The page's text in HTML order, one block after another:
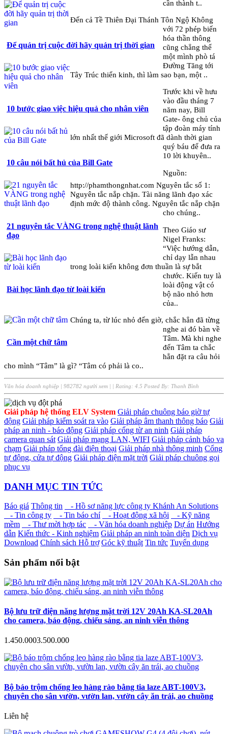
Để quản trị cuộc đời hãy quản trị thời gian
cần thành t..
10 bước giao việc hiệu quả cho nhân viên
Đến cả Tề Thiên Đại Thánh Tôn Ngộ Không
với 72 phép biến
hóa thần thông
cũng chẳng thể
một mình phò tá
Đường Tăng tới
Tây Trúc thiển kinh, thì làm sao bạn, một ..
10 câu nói bất hủ của Bill Gate
Trước khi về hưu
vào đầu tháng 7
năm nay, Bill
Gate- ông chủ của
tập đoàn máy tính
lớn nhất thế giới Microsoft đã dành thời gian
quý báu để đưa ra
10 lời khuyên..
21 nguyên tắc VÀNG trong nghệ thuật lãnh
đạo
Nguồn:
http://phamthongnhat.com Nguyên tắc số 1:
Nguyên tắc nắp chặn. Tài năng lãnh đạo xác
định mức độ thành công. Nguyên tắc nắp chặn
cho chúng..
Bài học lãnh đạo từ loài kiến
Theo Giáo sư
Nigel Franks:
“Việc hướng dẫn,
chỉ dạy lẫn nhau
trong loài kiến không đơn thuần là sự bắt
chước. Kiến tuy là
loài động vật có
bộ não nhỏ hơn
của..
Cần một chữ tâm
Chúng ta, từ lúc nhỏ đến giờ, chắc hẳn đã từng
nghe ai đó bàn về
Tâm. Mà khi nghe
đến Tâm ta chắc
hẳn đặt ra câu hỏi
cho mình “Tâm” là gì? “Tâm có phải là co..
Văn hóa doanh nghiệp | 982782 người xem | | Rating: 4.5 Posted By: Thanh Bình
Giải pháp hệ thống ELV System Giải pháp chuông báo giờ tự
động Giải pháp kiểm soát ra vào Giải pháp âm thanh thông báo Giải
pháp an ninh - báo động Giải pháp cổng từ an ninh Giải pháp
camera quan sát Giải pháp mạng LAN, WIFI Giải pháp cảnh báo va
chạm Giải pháp tổng đài điện thoại Giải pháp nhà thông minh Cổng
tự động, cửa tự động Giải pháp điện mặt trời Giải pháp chuông gọi
phục vụ
DANH MỤC TIN TỨC
Báo giá Thông tin
- Hồ sơ năng lực công ty Khánh An Solutions
- Tin công ty
- Tin báo chí - Hoạt động xã hội
- Kỹ năng
mềm
- Thư mời hợp tác - Văn hóa doanh nghiệp Dự án Hướng
dẫn Kiến thức - Kinh nghiệm Giải pháp an ninh toàn diện Dịch vụ
Download Chính sách Hỗ trợ Góc kỹ thuật Tin tức Tuyển dụng
Sản phẩm nổi bật
Bộ lưu trữ điện năng lượng mặt trời 12V 20Ah KA-SL20Ah
cho camera, báo động, chiếu sáng, an ninh viễn thông
1.450.0003.500.000
Bộ báo trộm chống leo hàng rào bằng tia laze ABT-100V3,
chuyên cho sân vườn, vườn lan, vườn cây ăn trái, ao chuồng
Liên hệ